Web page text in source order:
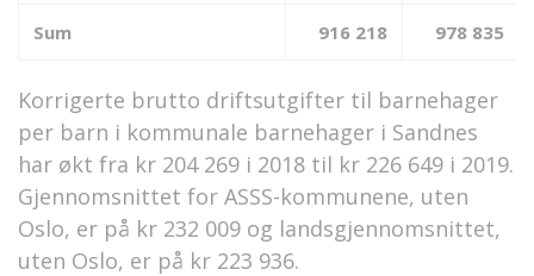
Sum 916 218 978 835
Korrigerte brutto driftsutgifter til barnehager
per barn i kommunale barnehager i Sandnes
har økt fra kr 204 269 i 2018 til kr 226 649 i 2019.
Gjennomsnittet for ASSS-kommunene, uten
Oslo, er på kr 232 009 og landsgjennomsnittet,
uten Oslo, er på kr 223 936.